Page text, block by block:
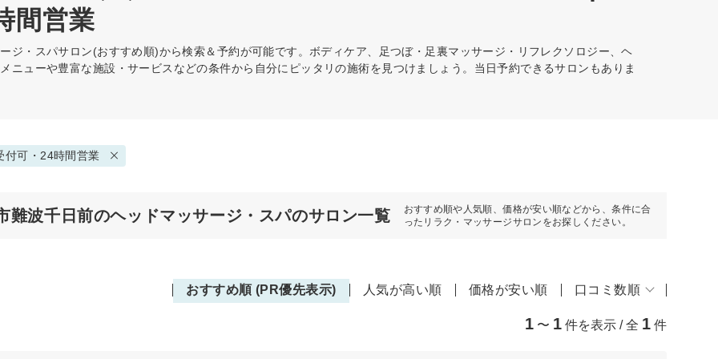
間営業
ジ・スパサロン(おすすめ順)から検索＆予約が可能です。ボディケア、足つぼ・足裏マッサージ・リフレクソロジー、ヘ
ニューや豊富な施設・サービスなどの条件から自分にピッタリの施術を見つけましょう。当日予約できるサロンもありま
付可・24時間営業
難波千日前のヘッドマッサージ・スパのサロン一覧
おすすめ順や人気順、価格が安い順などから、条件に合
ったリラク・マッサージサロンをお探しください。
おすすめ順 (PR優先表示) 人気が高い順 価格が安い順 口コミ数順
1 〜 1 件を表示 / 全 1 件